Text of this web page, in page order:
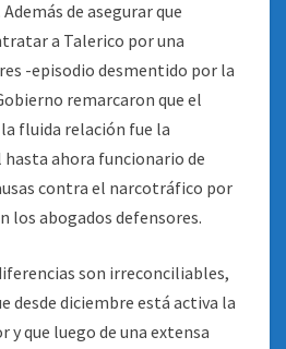
de asegurar que
a Talerico por una
-episodio desmentido por la
remarcaron que el
fluida relación fue la
ahora funcionario de
contra el narcotráfico por
los abogados defensores.
son irreconciliables,
desde diciembre está activa la
y que luego de una extensa